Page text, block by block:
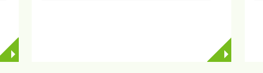
◥ ◥